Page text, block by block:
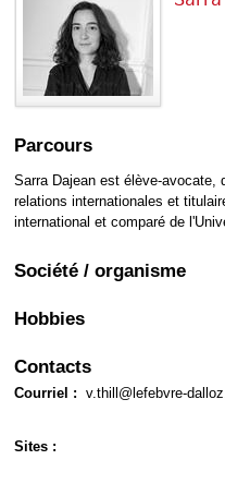
IT
Parcours
Sarra Dajean est élève-avocate,
relations internationales et
international et comparé de
Société / organisme
Hobbies
Contacts
Courriel : v.thill@lefebvre-
Sites :